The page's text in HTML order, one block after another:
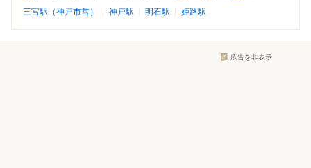
三宮駅（神戸市営）
神戸駅 明石駅 姫路駅
広告を非表示